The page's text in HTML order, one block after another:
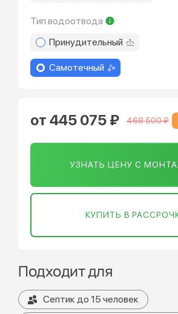
Тип водоотвода
Принудительный
Самотечный
от 445 075 ₽ 468 500 ₽
УЗНАТЬ ЦЕНУ С
КУПИТЬ В
Подходит для
Септик до 15 человек